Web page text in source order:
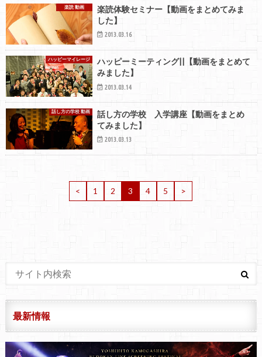
楽読 動画
楽読体験セミナー【動画をまとめてみま
した】
2013.03.16
ハッピーマイレージ
ハッピーミーティング||【動画をまとめて
みました】
2013.03.14
話し方の学校 動画
話し方の学校 入学講座【動画をまとめ
てみました】
2013.03.13
< 1 2 3 4 5 >
最新情報